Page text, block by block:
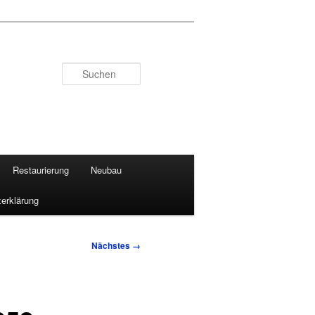
Restaurierung Neubau
Nächstes →